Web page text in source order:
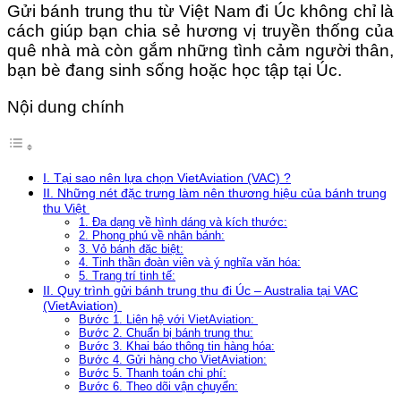
Gửi bánh trung thu từ Việt Nam đi Úc không chỉ là
cách giúp bạn chia sẻ hương vị truyền thống của
quê nhà mà còn gắm những tình cảm người thân,
bạn bè đang sinh sống hoặc học tập tại Úc.
Nội dung chính
I. Tại sao nên lựa chọn VietAviation (VAC) ?
II. Những nét đặc trưng làm nên thương hiệu của bánh trung
thu Việt
1. Đa dạng về hình dáng và kích thước:
2. Phong phú về nhân bánh:
3. Vỏ bánh đặc biệt:
4. Tinh thần đoàn viên và ý nghĩa văn hóa:
5. Trang trí tinh tế:
II. Quy trình gửi bánh trung thu đi Úc – Australia tại VAC
(VietAviation)
Bước 1. Liên hệ với VietAviation:
Bước 2. Chuẩn bị bánh trung thu:
Bước 3. Khai báo thông tin hàng hóa:
Bước 4. Gửi hàng cho VietAviation:
Bước 5. Thanh toán chi phí:
Bước 6. Theo dõi vận chuyển: